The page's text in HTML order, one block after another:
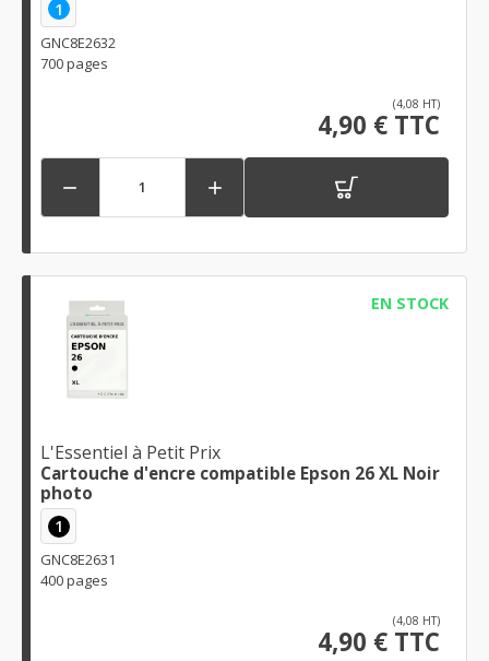
1
GNC8E2632
700 pages
(4,08 HT)
4,90 € TTC
 
EN STOCK
L'Essentiel à Petit Prix
Cartouche d'encre compatible Epson 26 XL Noir
photo
1
GNC8E2631
400 pages
(4,08 HT)
4,90 € TTC